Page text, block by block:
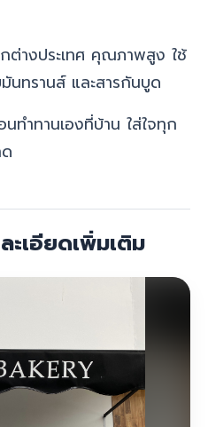
กต่างประเทศ คุณภาพสูง ใช้
นทรานส์ และสารกันบูด
ทำทานเองที่บ้าน ใส่ใจทุก
ะเอียดเพิ่มเติม